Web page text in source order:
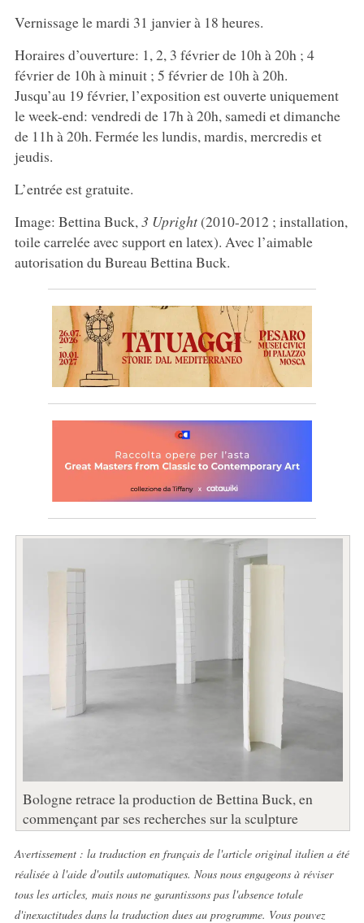
Vernissage le mardi 31 janvier à 18 heures.
Horaires d’ouverture: 1, 2, 3 février de 10h à 20h ; 4
février de 10h à minuit ; 5 février de 10h à 20h.
Jusqu’au 19 février, l’exposition est ouverte uniquement
le week-end: vendredi de 17h à 20h, samedi et dimanche
de 11h à 20h. Fermée les lundis, mardis, mercredis et
jeudis.
L’entrée est gratuite.
Image: Bettina Buck, 3 Upright(2010-2012 ; installation,
toile carrelée avec support en latex). Avec l’aimable
autorisation du Bureau Bettina Buck.
Bologne retrace la production de Bettina Buck, en
commençant par ses recherches sur la sculpture
Avertissement : la traduction en français de l'article original italien a été
réalisée à l'aide d'outils automatiques. Nous nous engageons à réviser
tous les articles, mais nous ne garantissons pas l'absence totale
d'inexactitudes dans la traduction dues au programme. Vous pouvez